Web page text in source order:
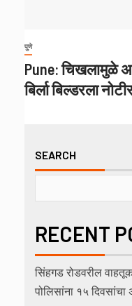
पुणे
Pune: चिखलामुळे
बिर्ला बिल्डरला
SEARCH
RECENT
सिंहगड रोडवरील
पोलिसांना १५ दिवसांचा